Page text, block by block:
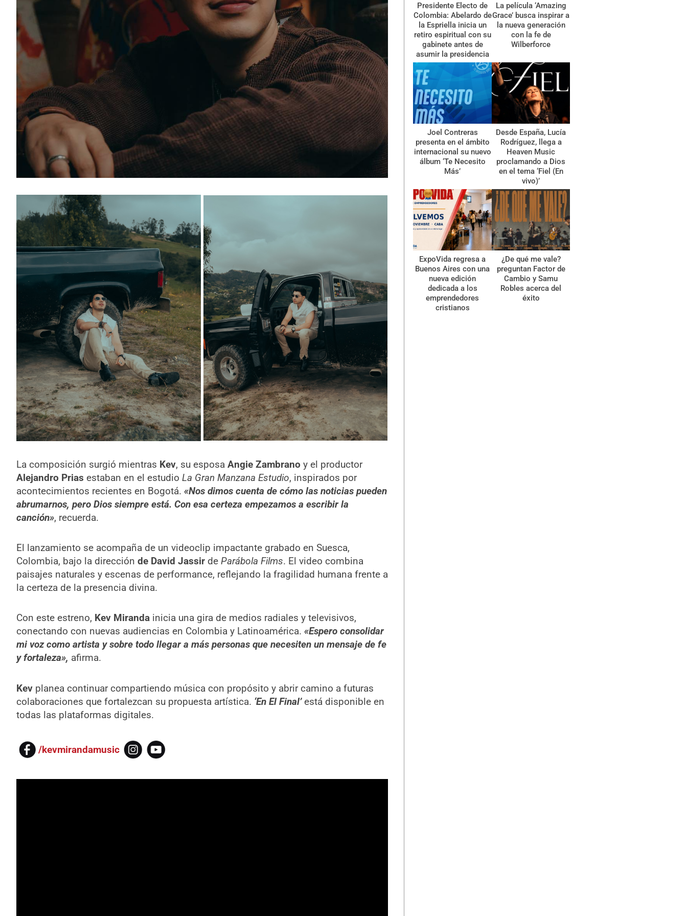
La composición surgió mientras Kev, su esposa Angie Zambrano y el productor
Alejandro Prias estaban en el estudio La Gran Manzana Estudio, inspirados por
acontecimientos recientes en Bogotá. «Nos dimos cuenta de cómo las noticias pueden
abrumarnos, pero Dios siempre está. Con esa certeza empezamos a escribir la
canción», recuerda.
El lanzamiento se acompaña de un videoclip impactante grabado en Suesca,
Colombia, bajo la dirección de David Jassirde Parábola Films. El video combina
paisajes naturales y escenas de performance, reflejando la fragilidad humana frente a
la certeza de la presencia divina.
Con este estreno, Kev Mirandainicia una gira de medios radiales y televisivos,
conectando con nuevas audiencias en Colombia y Latinoamérica. «Espero consolidar
mi voz como artista y sobre todo llegar a más personas que necesiten un mensaje de fe
y fortaleza», afirma.
Kevplanea continuar compartiendo música con propósito y abrir camino a futuras
colaboraciones que fortalezcan su propuesta artística. ‘En El Final’ está disponible en
todas las plataformas digitales.
/kevmirandamusic
Presidente Electo de
Colombia: Abelardo de
la Espriella inicia un
retiro espiritual con su
gabinete antes de
asumir la presidencia
La película ‘Amazing
Grace’ busca inspirar a
la nueva generación
con la fe de
Wilberforce
Joel Contreras
presenta en el ámbito
internacional su nuevo
álbum ‘Te Necesito
Más’
Desde España, Lucía
Rodríguez, llega a
Heaven Music
proclamando a Dios
en el tema ‘Fiel (En
vivo)’
ExpoVida regresa a
Buenos Aires con una
nueva edición
dedicada a los
emprendedores
cristianos
¿De qué me vale?
preguntan Factor de
Cambio y Samu
Robles acerca del
éxito